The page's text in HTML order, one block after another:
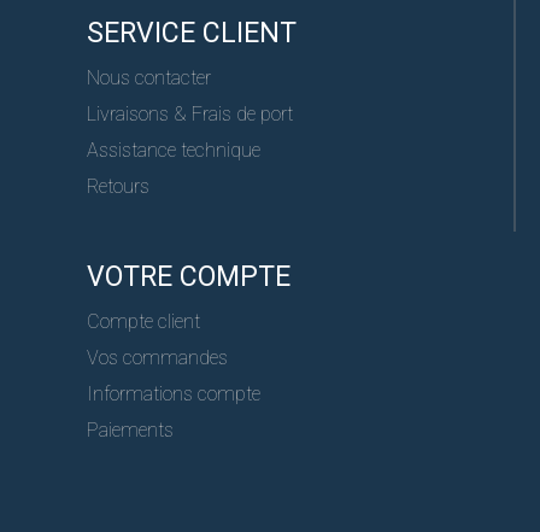
SERVICE CLIENT
Nous contacter
Livraisons & Frais de port
Assistance technique
Retours
VOTRE COMPTE
Compte client
Vos commandes
Informations compte
Paiements